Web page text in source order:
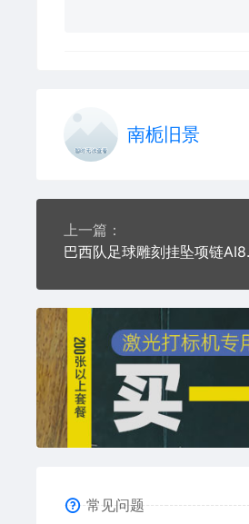
南栀旧景
上一篇：
常见问题